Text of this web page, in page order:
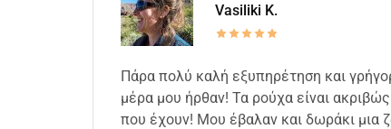
Vasiliki K.
Πάρα πολύ καλή εξυπηρέτηση και
μέρα μου ήρθαν! Τα ρούχα είναι
που έχουν! Μου έβαλαν και δωράκι μια